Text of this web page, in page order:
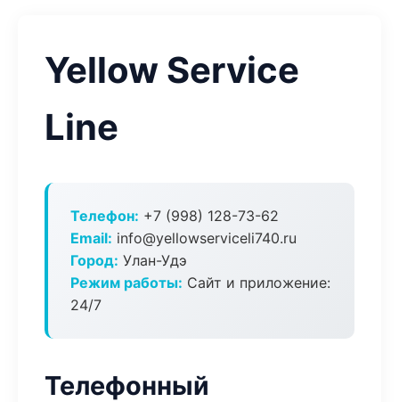
Yellow Service
Line
Телефон: +7 (998) 128-73-62
Email: info@yellowserviceli740.ru
Город: Улан-Удэ
Режим работы: Сайт и приложение:
24/7
Телефонный